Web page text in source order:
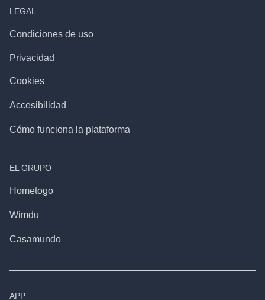
LEGAL
Condiciones de uso
Privacidad
Cookies
Accesibilidad
Cómo funciona la plataforma
EL GRUPO
Hometogo
Wimdu
Casamundo
APP